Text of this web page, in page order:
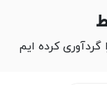
کرده ایم